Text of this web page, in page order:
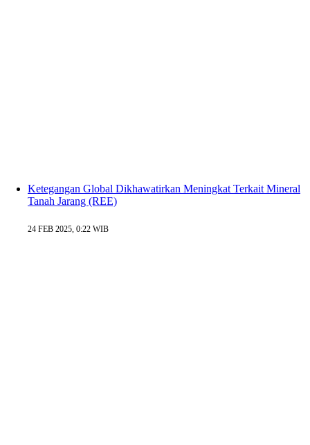
Ketegangan Global Dikhawatirkan Meningkat Terkait Mineral
Tanah Jarang (REE)
24 FEB 2025, 0:22 WIB